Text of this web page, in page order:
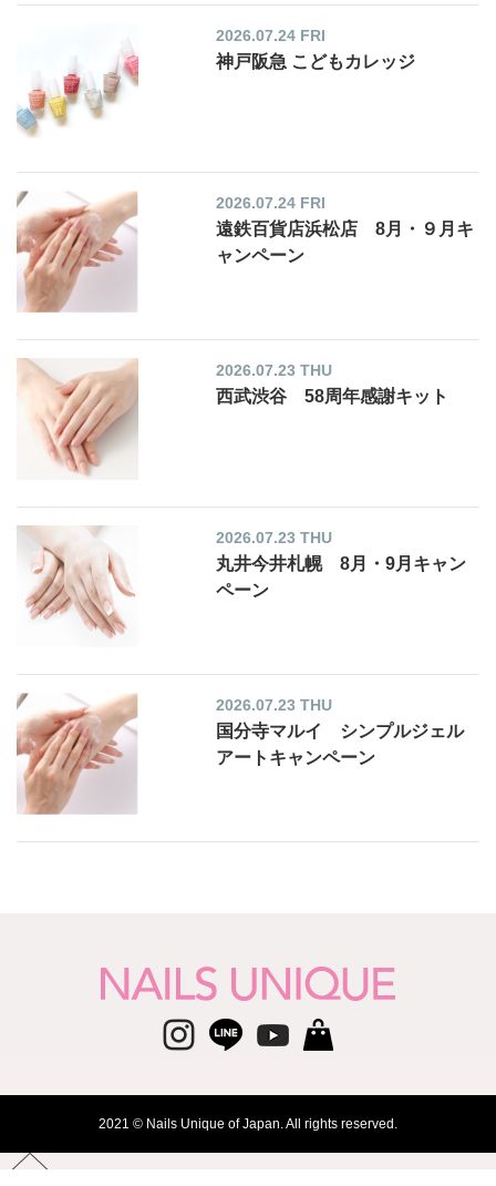
2026.07.24 FRI
神戸阪急 こどもカレッジ
2026.07.24 FRI
遠鉄百貨店浜松店 8月・９月キ
ャンペーン
2026.07.23 THU
西武渋谷 58周年感謝キット
2026.07.23 THU
丸井今井札幌 8月・9月キャン
ペーン
2026.07.23 THU
国分寺マルイ シンプルジェル
アートキャンペーン
2021 © Nails Unique of Japan. All rights reserved.